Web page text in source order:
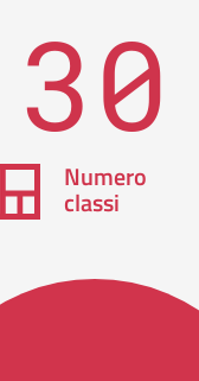
30
Numero
classi